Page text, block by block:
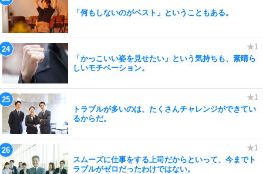
「何もしないのがベスト」ということもある。
「かっこいい姿を見せたい」という気持ちも、素晴ら
しいモチベーション。
トラブルが多いのは、たくさんチャレンジができてい
るからだ。
スムーズに仕事をする上司だからといって、今までト
ラブルがゼロだったわけではない。